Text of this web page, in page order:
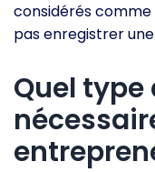
considérés
pas enregistrer
Quel